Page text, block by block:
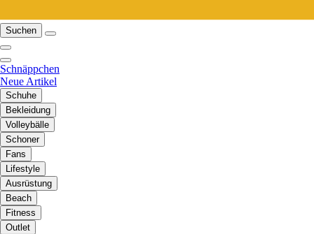
Suchen
Schnäppchen
Neue Artikel
Schuhe
Bekleidung
Volleybälle
Schoner
Fans
Lifestyle
Ausrüstung
Beach
Fitness
Outlet